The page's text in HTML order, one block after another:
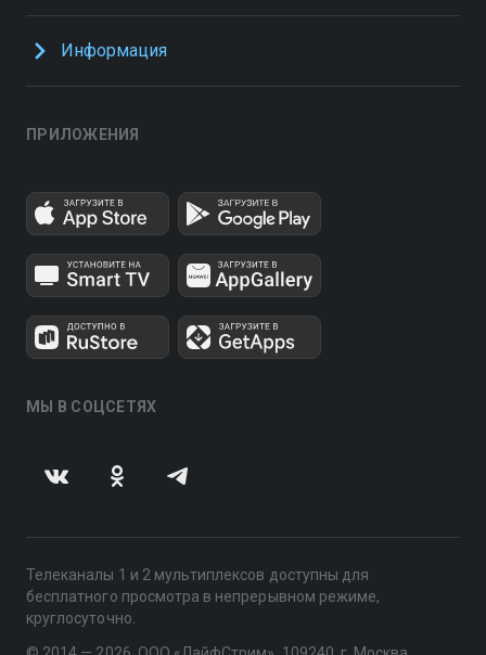
Информация
ПРИЛОЖЕНИЯ
МЫ В СОЦСЕТЯХ
Телеканалы 1 и 2 мультиплексов доступны для
бесплатного просмотра в непрерывном режиме,
круглосуточно.